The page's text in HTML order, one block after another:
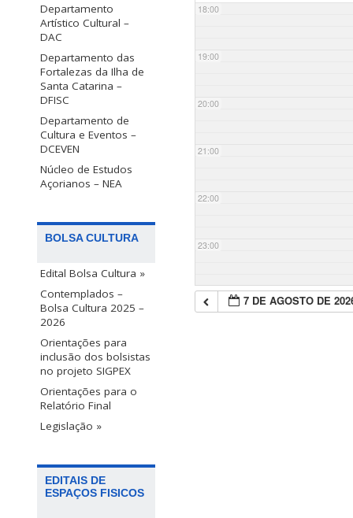
Departamento
Artístico Cultural –
DAC
Departamento das
Fortalezas da Ilha de
Santa Catarina –
DFISC
Departamento de
Cultura e Eventos –
DCEVEN
Núcleo de Estudos
Açorianos – NEA
BOLSA CULTURA
Edital Bolsa Cultura »
Contemplados –
Bolsa Cultura 2025 –
2026
Orientações para
inclusão dos bolsistas
no projeto SIGPEX
Orientações para o
Relatório Final
Legislação »
EDITAIS DE
ESPAÇOS FISICOS
18:00
19:00
20:00
21:00
22:00
23:00
7 DE AGOSTO DE